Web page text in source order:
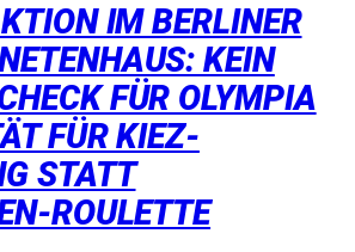
IM BERLINER
KEIN
FÜR OLYMPIA
FÜR KIEZ-
STATT
ROULETTE